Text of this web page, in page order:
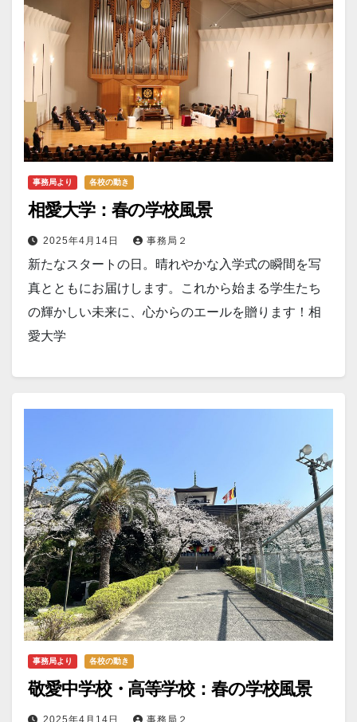
事務局より 各校の動き
相愛大学：春の学校風景
2025年4月14日 事務局２
新たなスタートの日。晴れやかな入学式の瞬間を写
真とともにお届けします。これから始まる学生たち
の輝かしい未来に、心からのエールを贈ります！相
愛大学
事務局より 各校の動き
敬愛中学校・高等学校：春の学校風景
2025年4月14日 事務局２